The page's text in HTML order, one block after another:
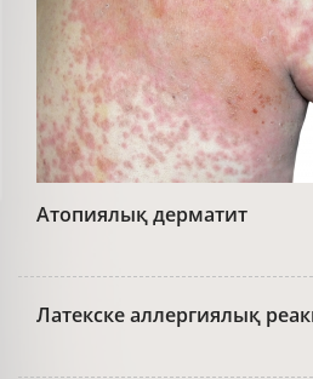
Атопиялық дерматит
Латекске аллергиялық